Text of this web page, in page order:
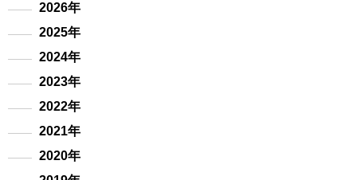
2026年
2025年
2024年
2023年
2022年
2021年
2020年